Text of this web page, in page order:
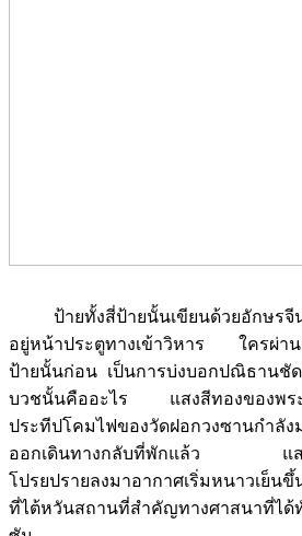
ป้ายทั้งสี่ป้ายนั้นเขียนด้วยอักษร
อยู่หน้าประตูทางเข้าวิหาร ใครผ่าน
ป้ายนั้นก่อน เป็นการบ่งบอกปณิธานชัด
บวชนั้นคืออะไร แสงสีทองของพระ
ประทีปโคมไฟของวัดฝอกวงซานกำ
ออกเดินทางกลับที่พักแล้ว แสงสี
โปรยปรายลงมาอากาศเริ่มหนาวเย็นขึ้
ที่ไต้หวันสถานที่สำคัญทางศาสนาที่ได้